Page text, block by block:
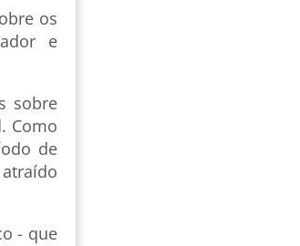
os
e
sobre
Como
de
- que